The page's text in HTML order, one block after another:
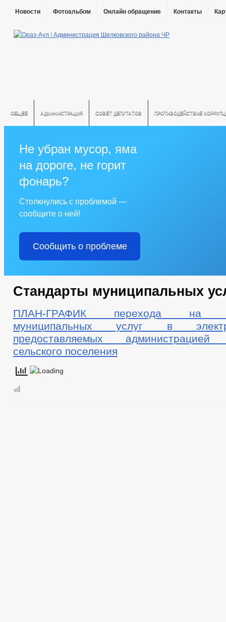
Новости Фотоальбом Онлайн обращение Контакты
ОБЩЕЕ АДМИНИСТРАЦИЯ СОВЕТ ДЕПУТАТОВ ПРОТИВОДЕЙСТВИЕ
Не убран мусор, яма
на дороге, не горит
фонарь?
Столкнулись с проблемой —
сообщите о ней!
Сообщить о проблеме
Стандарты муниципальных
ПЛАН-ГРАФИК перехода на
муниципальных услуг в
предоставляемых администрацией
сельского поселения